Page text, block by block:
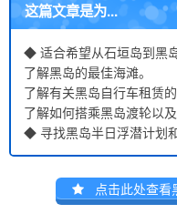
这篇文章是为...
◆ 适合希望从石垣岛到黑
了解黑岛的最佳海滩。
了解有关黑岛自行车租赁
了解如何搭乘黑岛渡轮以
◆ 寻找黑岛半日浮潜计划
点击此处查看